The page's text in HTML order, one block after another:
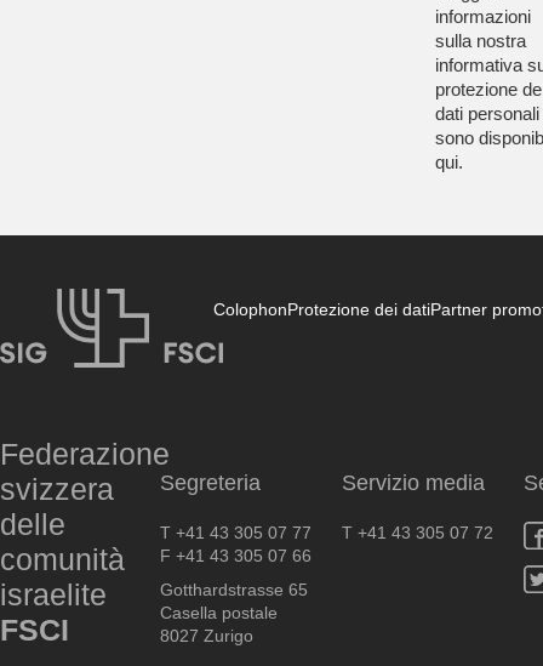
informazioni
sulla nostra
informativa
protezione
dati personali
sono
qui.
ColophonProtezione dei datiPartner
Federazione
svizzera
delle
comunità
israelite
FSCI
Segreteria
T +41 43 305 07 77
F +41 43 305 07 66
Gotthardstrasse 65
Casella postale
8027 Zurigo
Servizio media
T +41 43 305 07 72